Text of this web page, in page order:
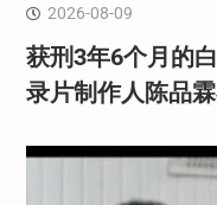
2026-08-09
获刑3年6个月的
录片制作人陈品